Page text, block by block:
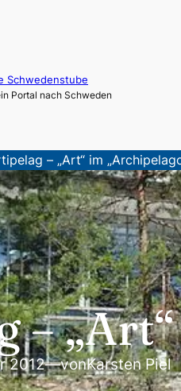
Schwedenstube
Portal nach Schweden
– „Art“ im
–
2012—vonKarsten Piel